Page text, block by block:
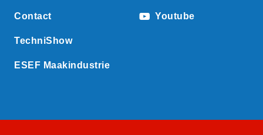
Contact
TechniShow
ESEF Maakindustrie
Youtube